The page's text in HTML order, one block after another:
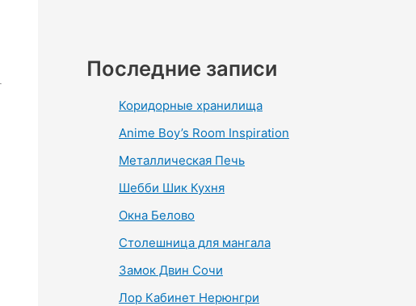
Последние записи
Коридорные хранилища
Anime Boy’s Room Inspiration
Металлическая Печь
Шебби Шик Кухня
Окна Белово
Столешница для мангала
Замок Двин Сочи
Лор Кабинет Нерюнгри